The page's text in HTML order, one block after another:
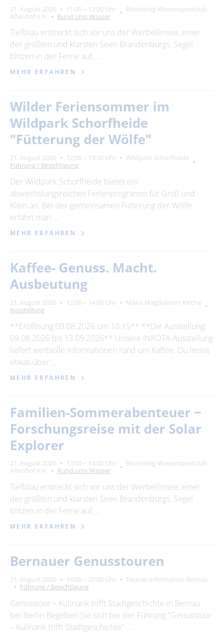
21. August 2026 11:00 – 12:00 Uhr
Bootssteg Wassersportclub
Altenhof e.V.
Rund ums Wasser
Tiefblau erstreckt sich vor uns der Werbellinsee, einer
der größten und klarsten Seen Brandenburgs. Segel
blitzen in der Ferne auf, …
MEHR ERFAHREN
Wilder Feriensommer im
Wildpark Schorfheide
"Fütterung der Wölfe"
21. August 2026 12:00 – 13:30 Uhr
Wildpark Schorfheide
Führung / Besichtigung
Der Wildpark Schorfheide bietet ein
abwechslungsreiches Ferienprogramm für Groß und
Klein an. Bei der gemeinsamen Fütterung der Wölfe
erfährt man …
MEHR ERFAHREN
Kaffee- Genuss. Macht.
Ausbeutung
21. August 2026 12:00 – 14:00 Uhr
Maria Magdalenen Kirche
Ausstellung
**Eröffnung:09.08.2026 um 10:15** **Die Ausstellung:
09.08.2026 bis 13.09.2026** Unsere INKOTA-Ausstellung
liefert wertvolle Informationen rund um Kaffee. Du lernst
etwas über …
MEHR ERFAHREN
Familien-Sommerabenteuer −
Forschungsreise mit der Solar
Explorer
21. August 2026 13:00 – 14:00 Uhr
Bootssteg Wassersportclub
Altenhof e.V.
Rund ums Wasser
Tiefblau erstreckt sich vor uns der Werbellinsee, einer
der größten und klarsten Seen Brandenburgs. Segel
blitzen in der Ferne auf, …
MEHR ERFAHREN
Bernauer Genusstouren
21. August 2026 16:00 – 20:00 Uhr
Tourist-Information Bernau
Führung / Besichtigung
Genusstour – Kulinarik trifft Stadtgeschichte in Bernau
bei Berlin Begeben Sie sich bei der Führung "Genusstour
– Kulinarik trifft Stadtgeschichte" …